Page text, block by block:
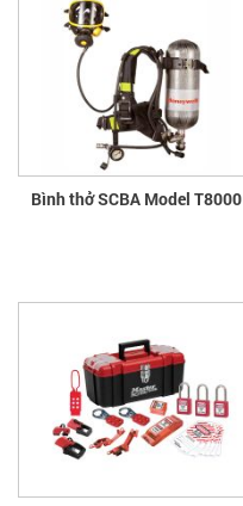
Bình thở SCBA Model T8000